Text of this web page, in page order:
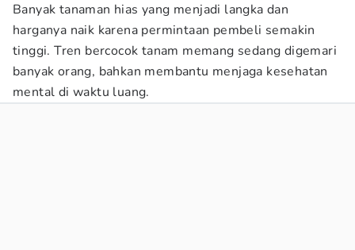
Banyak tanaman hias yang menjadi langka dan
harganya naik karena permintaan pembeli semakin
tinggi. Tren bercocok tanam memang sedang digemari
banyak orang, bahkan membantu menjaga kesehatan
mental di waktu luang.